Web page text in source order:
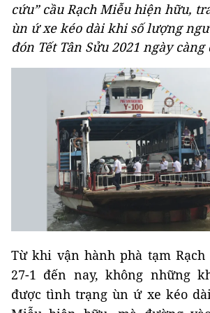
cứu” cầu Rạch Miễu hiện hữu,
ùn ứ xe kéo dài khi số lượng
đón Tết Tân Sửu 2021 ngày càng
Từ khi vận hành phà tạm Rạch
27-1 đến nay, không những
được tình trạng ùn ứ xe kéo